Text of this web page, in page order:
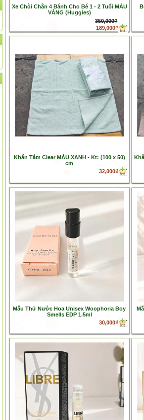
Xe Chòi Chân 4 Bánh Cho Bé 1 - 2 Tuổi MÀU
VÀNG (Huggies)
350,000₫
189,000₫
Khăn Tắm Clear MÀU XANH - Kt: (100 x 50)
cm
32,000₫
Mẫu Thử Nước Hoa Unisex Woophoria Boy
Smells EDP 1.5ml
30,000₫